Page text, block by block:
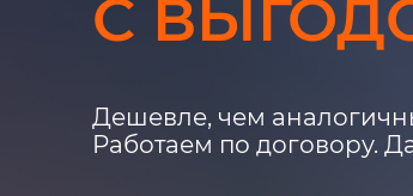
С
Дешевле, чем
Работаем по договору.